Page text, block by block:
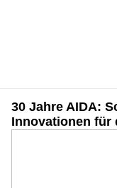
30 Jahre AIDA:
Innovationen für